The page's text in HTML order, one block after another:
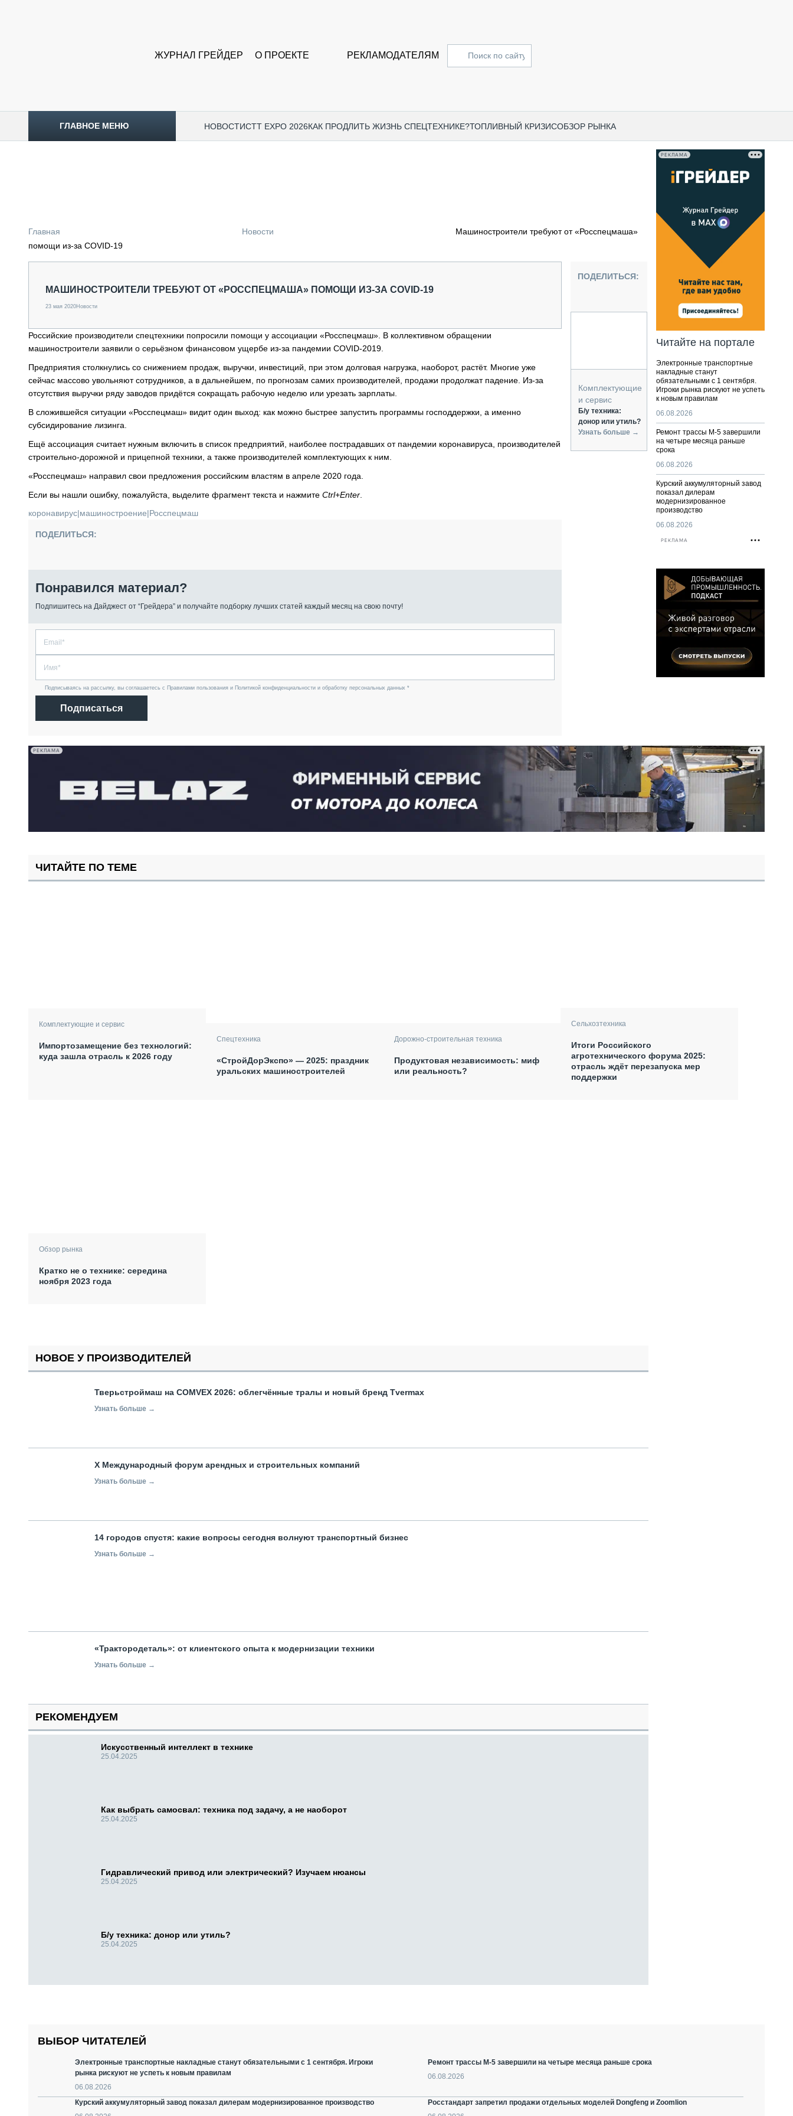
ЖУРНАЛ ГРЕЙДЕР О ПРОЕКТЕ РЕКЛАМОДАТЕЛЯМ
ГЛАВНОЕ МЕНЮ НОВОСТИCTT EXPO 2026КАК ПРОДЛИТЬ ЖИЗНЬ СПЕЦТЕХНИКЕ?ТОПЛИВНЫЙ КРИЗИСОБЗОР РЫНКА
ОБЗОР РЫНКА
ГРУЗОПЕРЕВОЗКИ
ИСПЫТАТЕЛИ
ТЕХНОЛОГИИ
ДОРОЖНАЯ ИНДУСТРИЯ
СЕРВИСМЕНЫ
ПОДЪЁМНАЯ ТЕХНИКА
ПАССАЖИРСКИЙ ТРАНСПОРТ
АВТОМАТИЗАЦИЯ И ТЕХНОЛОГИИ
КОМПЛЕКТУЮЩИЕ И СЕРВИС
Главная Новости
Машиностроители требуют от «Росспецмаша»
помощи из-за COVID-19
МАШИНОСТРОИТЕЛИ ТРЕБУЮТ ОТ «РОССПЕЦМАША» ПОМОЩИ ИЗ-ЗА COVID-19
23 мая 2020Новости
Российские производители спецтехники попросили помощи у ассоциации «Росспецмаш». В коллективном обращении
машиностроители заявили о серьёзном финансовом ущербе из-за пандемии COVID-2019.
Предприятия столкнулись со снижением продаж, выручки, инвестиций, при этом долговая нагрузка, наоборот, растёт. Многие уже
сейчас массово увольняют сотрудников, а в дальнейшем, по прогнозам самих производителей, продажи продолжат падение. Из-за
отсутствия выручки ряду заводов придётся сокращать рабочую неделю или урезать зарплаты.
В сложившейся ситуации «Росспецмаш» видит один выход: как можно быстрее запустить программы господдержки, а именно
субсидирование лизинга.
Ещё ассоциация считает нужным включить в список предприятий, наиболее пострадавших от пандемии коронавируса, производителей
строительно-дорожной и прицепной техники, а также производителей комплектующих к ним.
«Росспецмаш» направил свои предложения российским властям в апреле 2020 года.
Если вы нашли ошибку, пожалуйста, выделите фрагмент текста и нажмите Ctrl+Enter
коронавирус|машиностроение|Росспецмаш
ПОДЕЛИТЬСЯ:
Понравился материал?
Подпишитесь на Дайджест от “Грейдера” и получайте подборку лучших статей каждый месяц на свою почту!
Подписываясь на рассылку, вы соглашаетесь с Правилами пользования и Политикой конфиденциальности и обработку персональных данных *
Подписаться
ПОДЕЛИТЬСЯ:
Комплектующие
и сервис
Б/у техника:
донор или утиль?
Узнать больше →
РЕКЛАМА
Читайте на портале
Электронные транспортные
накладные станут
обязательными с 1 сентября.
Игроки рынка рискуют не успеть
к новым правилам
06.08.2026
Ремонт трассы М-5 завершили
на четыре месяца раньше
срока
06.08.2026
Курский аккумуляторный завод
показал дилерам
модернизированное
производство
06.08.2026
РЕКЛАМА
РЕКЛАМА
ЧИТАЙТЕ ПО ТЕМЕ
Комплектующие и сервис
Импортозамещение без технологий:
куда зашла отрасль к 2026 году
Спецтехника
«СтройДорЭкспо» — 2025: праздник
уральских машиностроителей
Дорожно-строительная техника
Продуктовая независимость: миф
или реальность?
Сельхозтехника
Итоги Российского
агротехнического форума 2025:
отрасль ждёт перезапуска мер
поддержки
Обзор рынка
Кратко не о технике: середина
ноября 2023 года
НОВОЕ У ПРОИЗВОДИТЕЛЕЙ
Тверьстроймаш на COMVEX 2026: облегчённые тралы и новый бренд Tvermax
Узнать больше →
X Международный форум арендных и строительных компаний
Узнать больше →
14 городов спустя: какие вопросы сегодня волнуют транспортный бизнес
Узнать больше →
«Трактородеталь»: от клиентского опыта к модернизации техники
Узнать больше →
РЕКОМЕНДУЕМ
Искусственный интеллект в технике
25.04.2025
Как выбрать самосвал: техника под задачу, а не наоборот
25.04.2025
Гидравлический привод или электрический? Изучаем нюансы
25.04.2025
Б/у техника: донор или утиль?
25.04.2025
ВЫБОР ЧИТАТЕЛЕЙ
Электронные транспортные накладные станут обязательными с 1 сентября. Игроки
рынка рискуют не успеть к новым правилам
06.08.2026
Ремонт трассы М-5 завершили на четыре месяца раньше срока
06.08.2026
Курский аккумуляторный завод показал дилерам модернизированное производство
Росстандарт запретил продажи отдельных моделей Dongfeng и Zoomlion